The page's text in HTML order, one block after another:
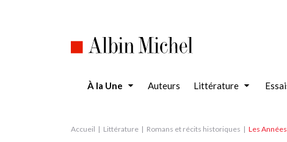
À la Une Auteurs Littérature
Accueil Littérature Romans et récits historiques Les